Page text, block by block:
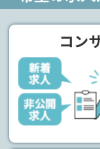
コン